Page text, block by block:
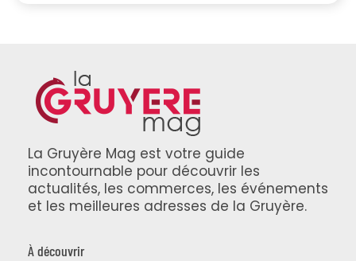
La Gruyère Mag est votre guide
incontournable pour découvrir les
actualités, les commerces, les événements
et les meilleures adresses de la Gruyère.
À découvrir